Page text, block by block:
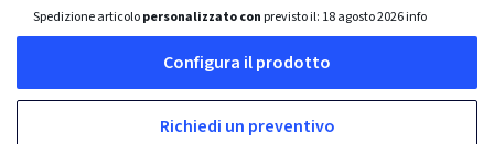
Spedizione articolopersonalizzato con previsto il: 18 agosto 2026info
Configura il prodotto
Richiedi un preventivo